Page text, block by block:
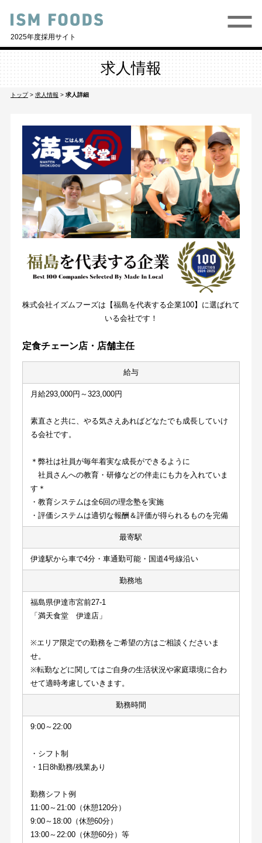
2025年度採用サイト
求人情報
トップ> 求人情報 > 求人詳細
株式会社イズムフーズは【福島を代表する企業100】に選ばれて
いる会社です！
定食チェーン店・店舗主任
給与
月給293,000円～323,000円
素直さと共に、やる気さえあればどなたでも成長していけ
る会社です。
＊弊社は社員が毎年着実な成長ができるように
社員さんへの教育・研修などの伴走にも力を入れていま
す＊
・教育システムは全6回の理念塾を実施
・評価システムは適切な報酬＆評価が得られるものを完備
最寄駅
伊達駅から車で4分・車通勤可能・国道4号線沿い
勤務地
福島県伊達市宮前27-1
「満天食堂　伊達店」
※エリア限定での勤務をご希望の方はご相談くださいま
せ。
※転勤などに関してはご自身の生活状況や家庭環境に合わ
せて適時考慮していきます。
勤務時間
9:00～22:00
・シフト制
・1日8h勤務/残業あり
勤務シフト例
11:00～21:00（休憩120分）
9:00～18:00（休憩60分）
13:00～22:00（休憩60分）等